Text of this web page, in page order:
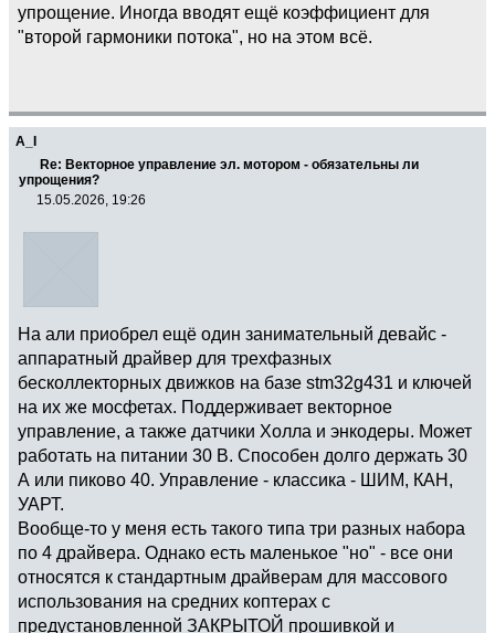
упрощение. Иногда вводят ещё коэффициент для
"второй гармоники потока", но на этом всё.
A_I
Re: Векторное управление эл. мотором - обязательны ли
упрощения?
15.05.2026, 19:26
На али приобрел ещё один занимательный девайс -
аппаратный драйвер для трехфазных
бесколлекторных движков на базе stm32g431 и ключей
на их же мосфетах. Поддерживает векторное
управление, а также датчики Холла и энкодеры. Может
работать на питании 30 В. Способен долго держать 30
А или пиково 40. Управление - классика - ШИМ, КАН,
УАРТ.
Вообще-то у меня есть такого типа три разных набора
по 4 драйвера. Однако есть маленькое "но" - все они
относятся к стандартным драйверам для массового
использования на средних коптерах с
предустановленной ЗАКРЫТОЙ прошивкой и